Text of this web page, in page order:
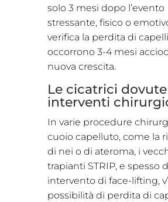
solo 3 mesi dopo l’evento
stressante, fisico o
verifica la perdita di
occorrono 3-4 mesi
nuova crescita.
Le cicatrici
interventi
In varie procedure
cuoio capelluto, come la
di nei o di ateroma, i
trapianti STRIP, e spesso
intervento di face-lifting,
possibilità di perdita di